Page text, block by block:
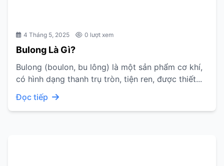
4 Tháng 5, 2025 0 lượt xem
Bulong Là Gì?
Bulong (boulon, bu lông) là một sản phẩm cơ khí,
có hình dạng thanh trụ tròn, tiện ren, được thiết...
Đọc tiếp